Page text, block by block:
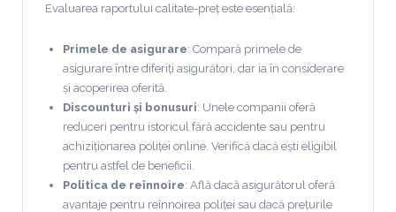
Evaluarea raportului calitate-preț este esențială:
Primele de asigurare: Compară primele de
asigurare între diferiți asigurători, dar ia în considerare
și acoperirea oferită.
Discounturi și bonusuri: Unele companii oferă
reduceri pentru istoricul fără accidente sau pentru
achiziționarea poliței online. Verifică dacă ești eligibil
pentru astfel de beneficii.
Politica de reînnoire: Află dacă asigurătorul oferă
avantaje pentru reînnoirea poliței sau dacă prețurile